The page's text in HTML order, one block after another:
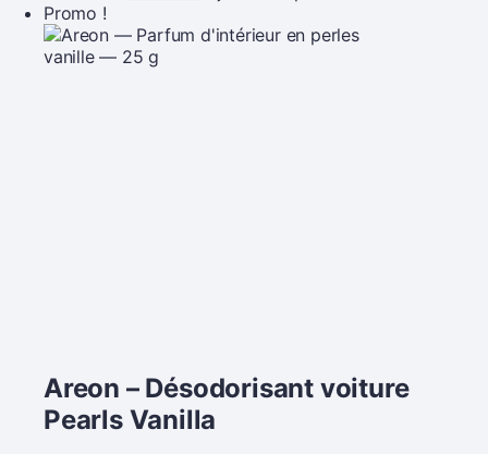
Promo !
Areon – Désodorisant voiture
Pearls Vanilla